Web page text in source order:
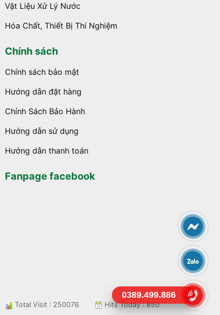
Vật Liệu Xử Lý Nước
Hóa Chất, Thiết Bị Thí Nghiệm
Chính sách
Chính sách bảo mật
Hướng dẫn đặt hàng
Chính Sách Bảo Hành
Hướng dẫn sử dụng
Hướng dẫn thanh toán
Fanpage facebook
Total Visit : 250076 Hits Today : 850
0389.499.886